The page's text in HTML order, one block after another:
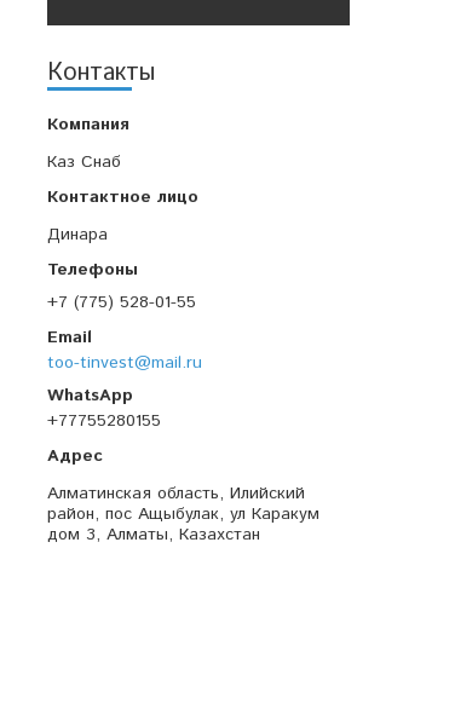
Контакты
Каз Снаб
Динара
+7 (775) 528-01-55
too-tinvest@mail.ru
+77755280155
Алматинская область, Илийский
район, пос Ащыбулак, ул Каракум
дом 3, Алматы, Казахстан